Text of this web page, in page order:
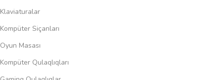
Klaviaturalar
Kompüter Siçanları
Oyun Masası
Kompüter Qulaqlıqları